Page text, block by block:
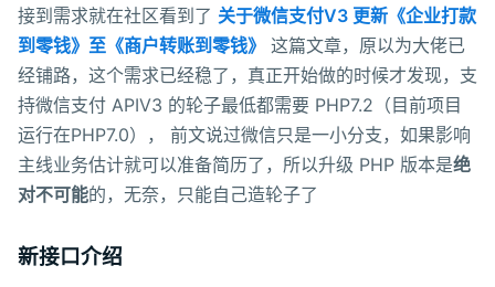
接到需求就在社区看到了 关于微信支付V3 更新《企业打款
到零钱》至《商户转账到零钱》
这篇文章，原以为大佬已
经铺路，这个需求已经稳了，真正开始做的时候才发现，支
持微信支付 APIV3 的轮子最低都需要 PHP7.2（目前项目
运行在PHP7.0）， 前文说过微信只是一小分支，如果影响
主线业务估计就可以准备简历了，所以升级 PHP 版本是绝
对不可能的，无奈，只能自己造轮子了
新接口介绍